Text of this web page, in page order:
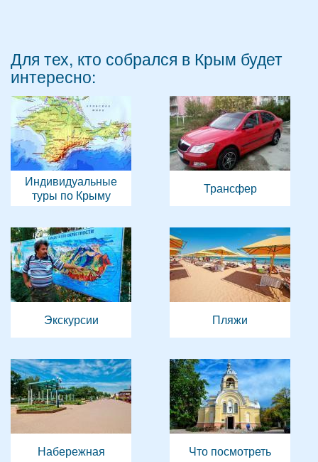
Для тех, кто собрался в Крым будет
интересно:
Индивидуальные
туры по Крыму
Трансфер
Экскурсии Пляжи
Набережная Что посмотреть